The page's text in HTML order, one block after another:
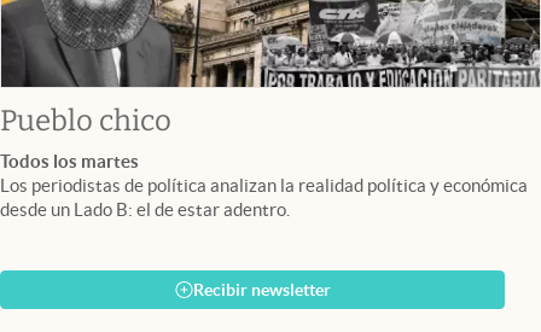
Pueblo chico
Todos los martes
Los periodistas de política analizan la realidad política y económica
desde un Lado B: el de estar adentro.
Recibir newsletter